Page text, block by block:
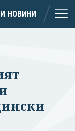
НОВИНИ